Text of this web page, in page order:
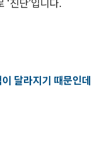
진단’입니다.
달라지기 때문인데